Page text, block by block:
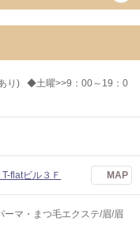
り) ◆土曜>>9：00～19：0
flatビル３Ｆ MAP
ーマ・まつ毛エクステ/眉/眉